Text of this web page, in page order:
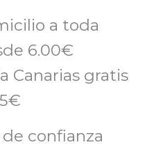
a toda
6.00€
Canarias gratis
confianza